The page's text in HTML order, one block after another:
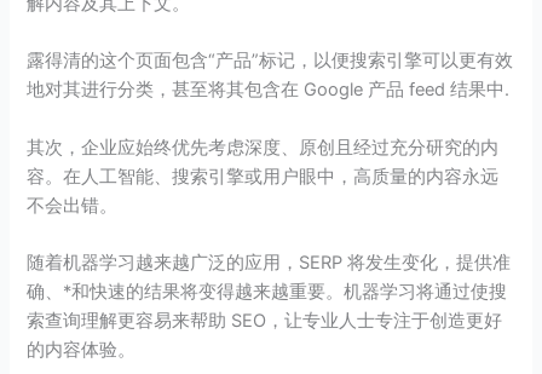
露得清的这个页面包含“产品”标记，以便搜索引擎可以更有效
地对其进行分类，甚至将其包含在 Google 产品 feed 结果中.
其次，企业应始终优先考虑深度、原创且经过充分研究的内
容。在人工智能、搜索引擎或用户眼中，高质量的内容永远
不会出错。
随着机器学习越来越广泛的应用，SERP 将发生变化，提供准
确、*和快速的结果将变得越来越重要。机器学习将通过使搜
索查询理解更容易来帮助 SEO，让专业人士专注于创造更好
的内容体验。